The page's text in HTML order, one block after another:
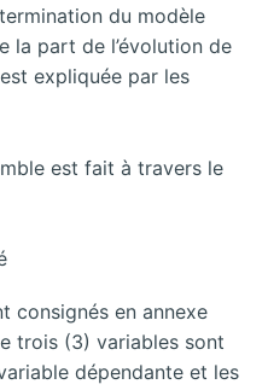
du modèle
la part de l’évolution de
expliquée par les
est fait à travers le
consignés en annexe
trois (3) variables sont
dépendante et les